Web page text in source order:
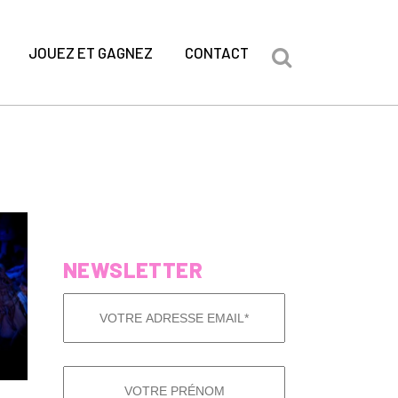
JOUEZ ET GAGNEZ CONTACT
NEWSLETTER